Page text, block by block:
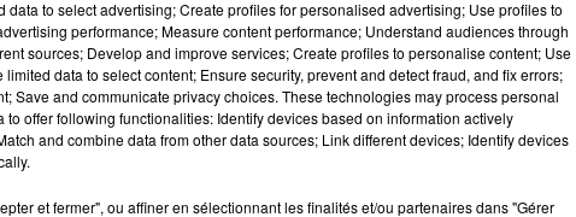
Exit les patinoires hivernales traditionnelles
Pantina créé un événement 100% patins. Ca se
petits, des jeux et même des initiations sont
to select advertising; Create profiles for personalised advertising; Use profiles to
performance; Measure content performance; Understand audiences through
sources; Develop and improve services; Create profiles to personalise content; Use
data to select content; Ensure security, prevent and detect fraud, and fix errors;
Save and communicate privacy choices. These technologies may process personal
offer following functionalities: Identify devices based on information actively
and combine data from other data sources; Link different devices; Identify devices
et fermer", ou affiner en sélectionnant les finalités et/ou partenaires dans "Gérer